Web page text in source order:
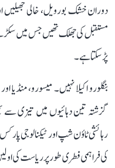
دوران خشک بورویل، خالی
مستقبل کی جھلک تھیں جس میں
پڑ سکتا ہے۔
بنگلورو اکیلا نہیں۔ میسورو،
گزشتہ تین دہائیوں میں تیزی سے
رہائشی ٹاؤن شپ اور ٹیکنالوجی
کی فراہمی فطری طور پر ریاست کی